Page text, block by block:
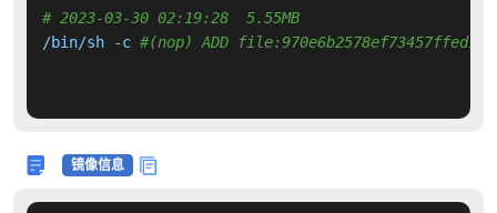
# 2023-03-30 02:19:28  5.55MB
/bin/sh -c #(nop) ADD
镜像信息